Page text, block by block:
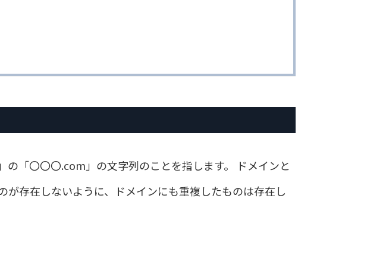
「〇〇〇.com」の文字列のことを指します。 ドメインと
が存在しないように、ドメインにも重複したものは存在し